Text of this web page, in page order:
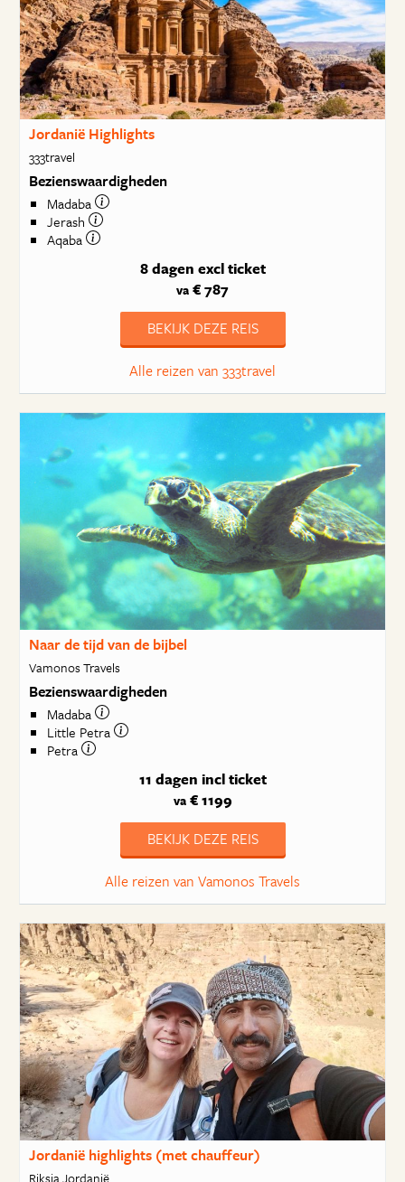
Jordanië Highlights
333travel
Bezienswaardigheden
Madaba
Jerash
Aqaba
8 dagen excl ticket
va € 787
BEKIJK DEZE REIS
Alle reizen van 333travel
Naar de tijd van de bijbel
Vamonos Travels
Bezienswaardigheden
Madaba
Little Petra
Petra
11 dagen incl ticket
va€ 1199
BEKIJK DEZE REIS
Alle reizen van Vamonos Travels
Jordanië highlights (met chauffeur)
Riksja Jordanië